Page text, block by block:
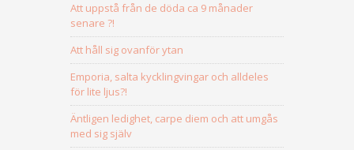
Att uppstå från de döda ca 9 månader
senare ?!
Att håll sig ovanför ytan
Emporia, salta kycklingvingar och alldeles
för lite ljus?!
Äntligen ledighet, carpe diem och att umgås
med sig själv